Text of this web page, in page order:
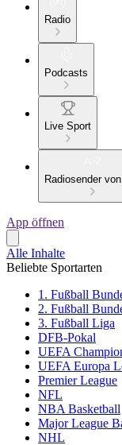
Radio
Podcasts
Live Sport
Radiosender
App öffnen
Alle Inhalte
Beliebte Sportarten
1. Fußball
2. Fußball
3. Fußball Liga
DFB-Pokal
UEFA
UEFA Europa
Premier League
NFL
NBA Basketball
Major League
NHL